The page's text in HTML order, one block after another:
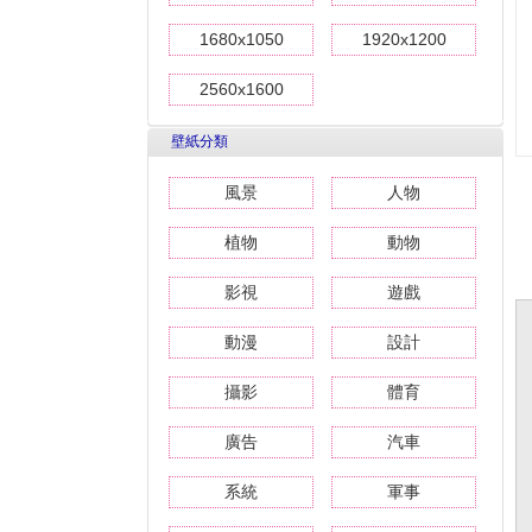
1680x1050 1920x1200
2560x1600
壁紙分類
風景 人物
植物 動物
影視 遊戲
動漫 設計
攝影 體育
廣告 汽車
系統 軍事